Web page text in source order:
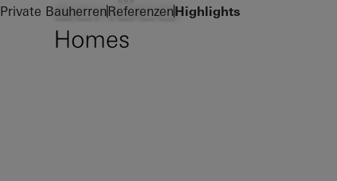
Zum Hauptinhalt
Private BauherrenReferenzenHighlights